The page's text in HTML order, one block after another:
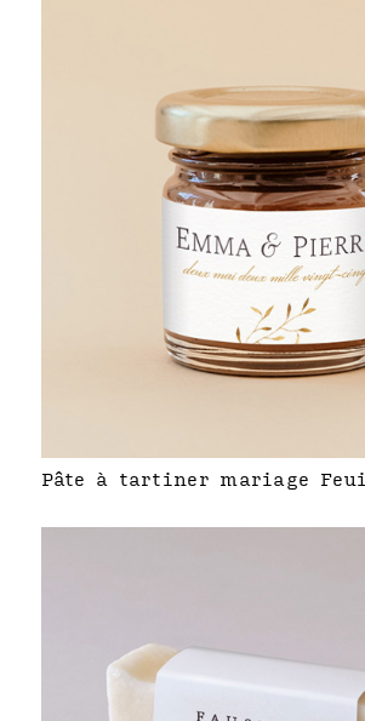
Pâte à tartiner mariage